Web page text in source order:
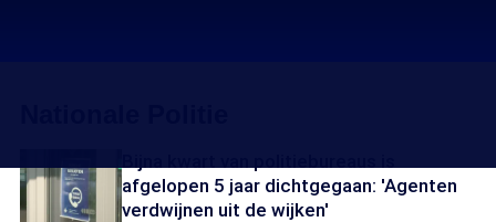
afgelopen 5 jaar dichtgegaan: 'Agenten
verdwijnen uit de wijken'